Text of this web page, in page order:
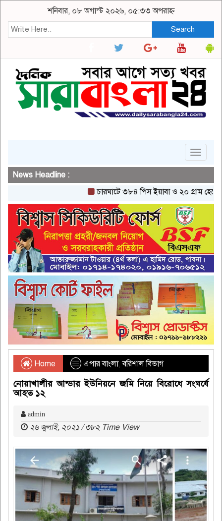
শনিবার, ০৮ অগাস্ট ২০২৬, ০৫:৩৩ অপরাহ্ন
Search
Toggle
News Headline :
চারঘাটে ৩৮৪ পিস ইয়াবা ও ২০ গ্রাম
Home এপার বাংলা,বরিশাল বিভাগ
নোয়াখালীর আন্ডার ইউনিয়নে জমি নিয়ে বিরোধে সংঘর্ষে
আহত ১২
admin
২৬ জুলাই, ২০২১ / ৩৮২ Time View